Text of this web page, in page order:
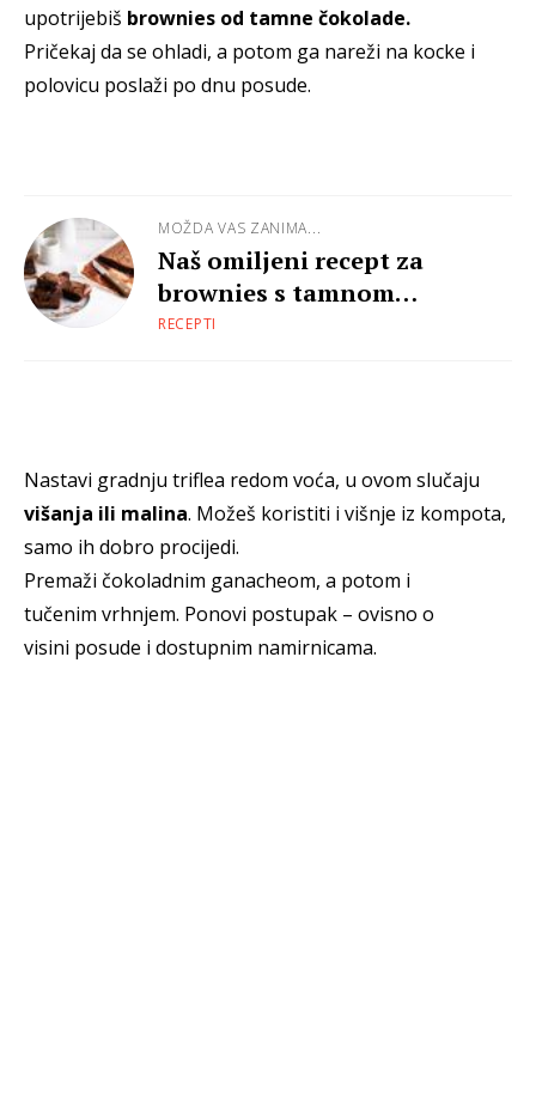
upotrijebiš brownies od tamne čokolade.
Pričekaj da se ohladi, a potom ga nareži na kocke i
polovicu poslaži po dnu posude.
MOŽDA VAS ZANIMA...
Naš omiljeni recept za
brownies s tamnom
čokoladom
RECEPTI
Nastavi gradnju triflea redom voća, u ovom slučaju
višanja ili malina. Možeš koristiti i višnje iz kompota,
samo ih dobro procijedi.
Premaži čokoladnim ganacheom, a potom i
tučenim vrhnjem. Ponovi postupak – ovisno o
visini posude i dostupnim namirnicama.